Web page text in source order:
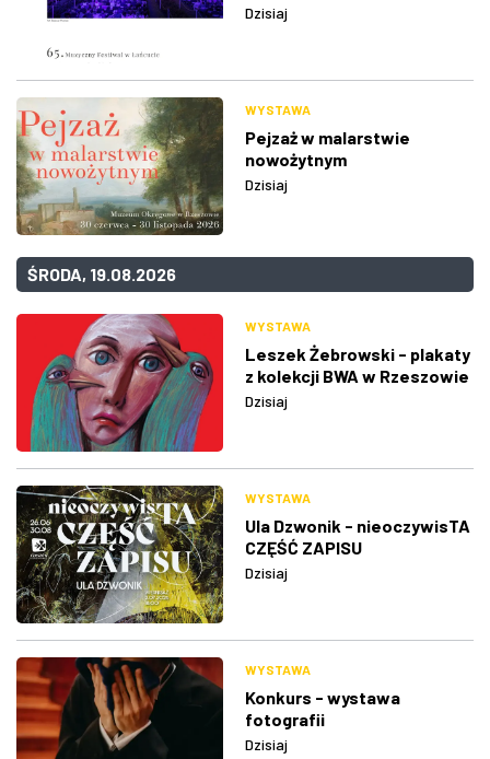
Dzisiaj
WYSTAWA
Pejzaż w malarstwie
nowożytnym
Dzisiaj
ŚRODA, 19.08.2026
WYSTAWA
Leszek Żebrowski - plakaty
z kolekcji BWA w Rzeszowie
Dzisiaj
WYSTAWA
Ula Dzwonik - nieoczywisTA
CZĘŚĆ ZAPISU
Dzisiaj
WYSTAWA
Konkurs - wystawa
fotografii
Dzisiaj